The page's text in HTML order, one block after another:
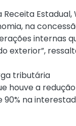
na
internas
exterior”,
tributária
houve a
na